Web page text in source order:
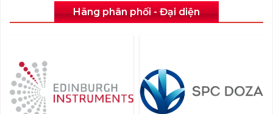
Hãng phân phối - Đại diện